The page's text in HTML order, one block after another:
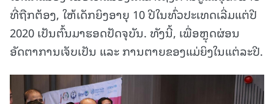
ທີ່ຖືກຕ້ອງ, ໃຫ້ເດັກຍິງອາຍຸ 10 ປີໃນທົ່ວປະເທດເລີ່ມແຕ່ປີ
2020 ເປັນຕົ້ນມາຮອດປັດຈຸບັນ. ທັງນີ້, ເພື່ອຫຼຸດຜ່ອນ
ອັດຕາການເຈັບເປັນ ແລະ ການຕາຍຂອງແມ່ຍິງໃນແຕ່ລະປີ.